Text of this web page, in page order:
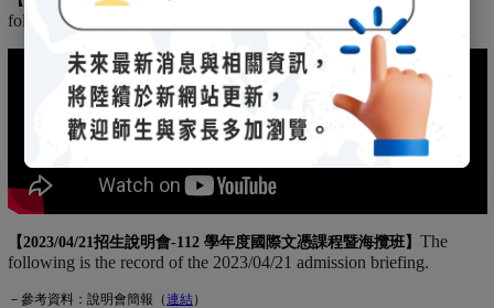
(另開新視窗)
following is the record of the 2025/03/08 admission briefing.
【2023/04/21招生說明會-112 學年度國際文憑課程暨海攬班】 The
following is the record of the 2023/04/21 admission briefing.
－參考資料：說明會簡報（連結(另開新視窗)
）